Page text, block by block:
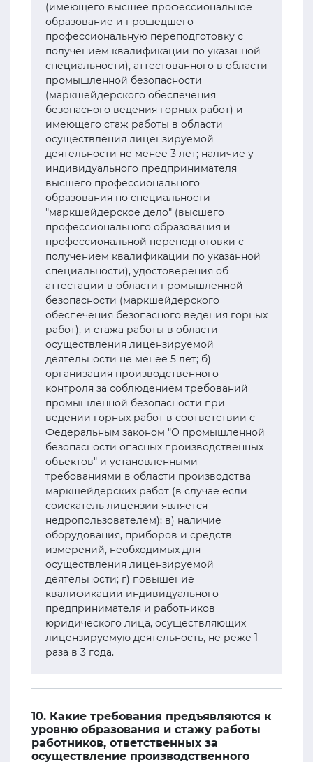
(имеющего высшее профессиональное
образование и прошедшего
профессиональную переподготовку с
получением квалификации по указанной
специальности), аттестованного в области
промышленной безопасности
(маркшейдерского обеспечения
безопасного ведения горных работ) и
имеющего стаж работы в области
осуществления лицензируемой
деятельности не менее 3 лет; наличие у
индивидуального предпринимателя
высшего профессионального
образования по специальности
"маркшейдерское дело" (высшего
профессионального образования и
профессиональной переподготовки с
получением квалификации по указанной
специальности), удостоверения об
аттестации в области промышленной
безопасности (маркшейдерского
обеспечения безопасного ведения горных
работ), и стажа работы в области
осуществления лицензируемой
деятельности не менее 5 лет; б)
организация производственного
контроля за соблюдением требований
промышленной безопасности при
ведении горных работ в соответствии с
Федеральным законом "О промышленной
безопасности опасных производственных
объектов" и установленными
требованиями в области производства
маркшейдерских работ (в случае если
соискатель лицензии является
недропользователем); в) наличие
оборудования, приборов и средств
измерений, необходимых для
осуществления лицензируемой
деятельности; г) повышение
квалификации индивидуального
предпринимателя и работников
юридического лица, осуществляющих
лицензируемую деятельность, не реже 1
раза в 3 года.
10. Какие требования предъявляются к
уровню образования и стажу работы
работников, ответственных за
осуществление производственного